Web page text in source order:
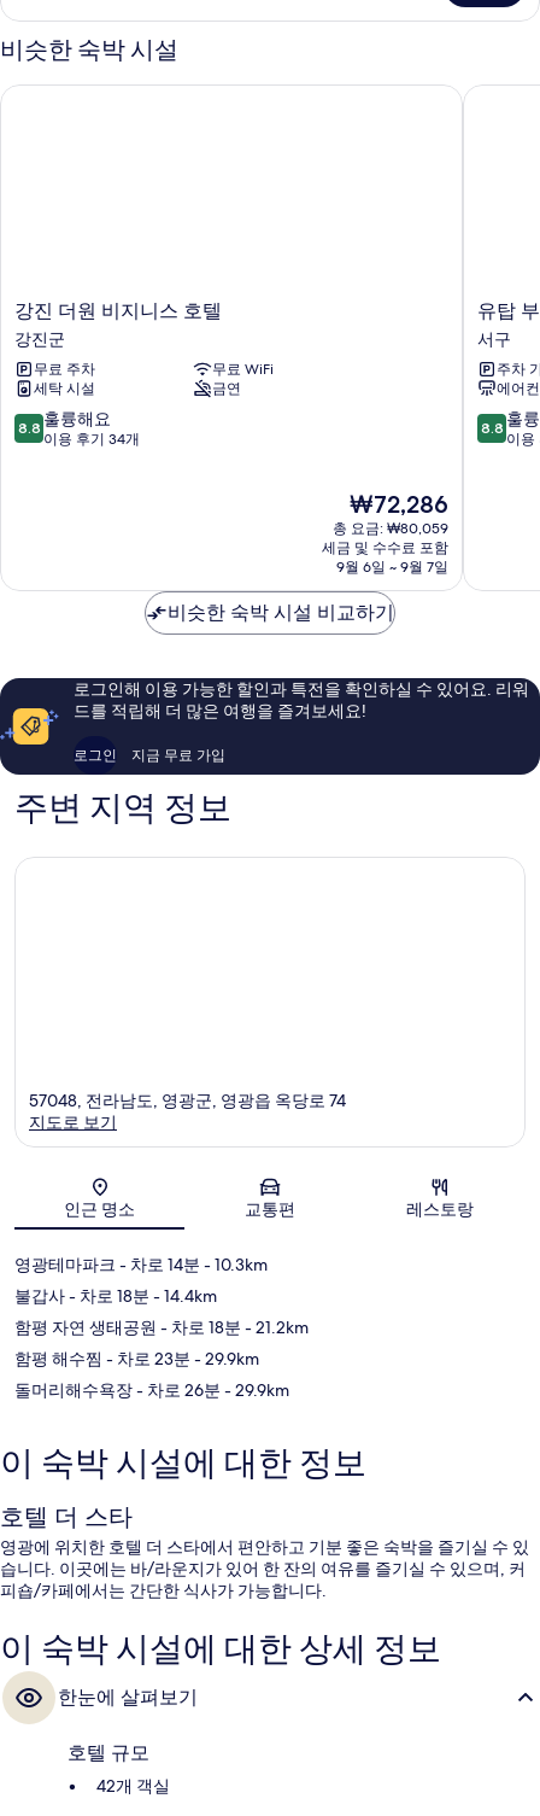
히
보
기
비슷한 숙박 시설
강
진
더
원
비
지
니
강진 더원 비지니스 호텔
강진군
무료 주차
무료 WiFi
세탁 시설
금연
10
점
륭
용
기
34
8.8 훌륭해요
이용 후기 34개
현
재
요
금
₩72,286
₩72,286
총 요금: ₩80,059
세금 및 수수료 포함
9월 6일 ~ 9월 7일
강진 더원 비지니스 호텔
유
탑
부
티
크
호
텔
구
유탑
서구
주차
에어컨
10
점
륭
용
후
8.8 훌
이용
유탑 부
비슷한 숙박 시설 비교하기
로그인해 이용 가능한 할인과 특전을 확인하실 수 있어요. 리워
드를 적립해 더 많은 여행을 즐겨보세요!
로그인 지금 무료 가입
주변 지역 정보
지도
57048, 전라남도, 영광군, 영광읍 옥당로 74
지도로 보기
인근 명소 교통편 레스토랑
영광테마파크 - 차로 14분 - 10.3km
불갑사- 차로 18분 - 14.4km
함평 자연 생태공원 - 차로 18분 - 21.2km
함평 해수찜 - 차로 23분 - 29.9km
돌머리해수욕장- 차로 26분 - 29.9km
이 숙박 시설에 대한 정보
호텔 더 스타
영광에 위치한 호텔 더 스타에서 편안하고 기분 좋은 숙박을 즐기실 수 있
습니다. 이곳에는 바/라운지가 있어 한 잔의 여유를 즐기실 수 있으며, 커
피숍/카페에서는 간단한 식사가 가능합니다.
이 숙박 시설에 대한 상세 정보
한눈에 살펴보기
호텔 규모
42개 객실